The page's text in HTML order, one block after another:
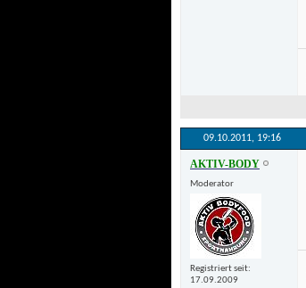
09.10.2011, 19:16
AKTIV-BODY
Moderator
Registriert seit
17.09.2009